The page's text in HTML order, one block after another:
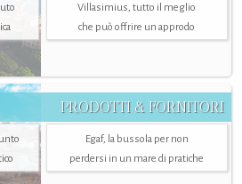
Villasimius, tutto il meglio
che può offrire un approdo
PRODOTTI & FORNITORI
Egaf, la bussola per non
perdersi in un mare di pratiche